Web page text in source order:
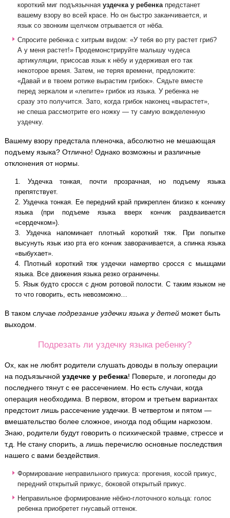
короткий миг подъязычная уздечка у ребенкапредстанет
вашему взору во всей красе. Но он быстро заканчивается, и
язык со звонким щелчком отрывается от нёба.
Спросите ребенка с хитрым видом: «У тебя во рту растет гриб?
А у меня растет!» Продемонстрируйте малышу чудеса
артикуляции, присосав язык к нёбу и удерживая его так
некоторое время. Затем, не теряя времени, предложите:
«Давай и в твоем ротике вырастим грибок». Сядьте вместе
перед зеркалом и «лепите» грибок из языка. У ребенка не
сразу это получится. Зато, когда грибок наконец «вырастет»,
не спеша рассмотрите его ножку — ту самую вожделенную
уздечку.
Вашему взору предстала пленочка, абсолютно не мешающая
подъему языка? Отлично! Однако возможны и различные
отклонения от нормы.
Уздечка тонкая, почти прозрачная, но подъему языка
препятствует.
Уздечка тонкая. Ее передний край прикреплен близко к кончику
языка (при подъеме языка вверх кончик раздваивается
«сердечком»).
Уздечка напоминает плотный короткий тяж. При попытке
высунуть язык изо рта его кончик заворачивается, а спинка языка
«выбухает».
Плотный короткий тяж уздечки намертво сросся с мышцами
языка. Все движения языка резко ограничены.
Язык будто сросся с дном ротовой полости. С таким языком не
то что говорить, есть невозможно…
В таком случаеподрезание уздечки языка у детейможет быть
выходом.
Подрезать ли уздечку языка ребенку?
Ох, как не любят родители слушать доводы в пользу операции
на подъязычной уздечке у ребенка! Поверьте, и логопеды до
последнего тянут с ее рассечением. Но есть случаи, когда
операция необходима. В первом, втором и третьем вариантах
предстоит лишь рассечение уздечки. В четвертом и пятом —
вмешательство более сложное, иногда под общим наркозом.
Знаю, родители будут говорить о психической травме, стрессе и
т.д. Не стану спорить, а лишь перечислю основные последствия
нашего с вами бездействия.
Формирование неправильного прикуса: прогения, косой прикус,
передний открытый прикус, боковой открытый прикус.
Неправильное формирование нёбно-глоточного кольца: голос
ребенка приобретет гнусавый оттенок.